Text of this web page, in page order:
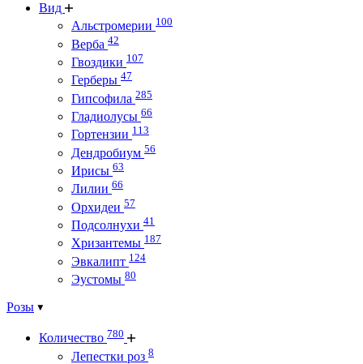
Вид
Альстромерии 100
Верба 42
Гвоздики 107
Герберы 47
Гипсофила 285
Гладиолусы 66
Гортензии 113
Дендробиум 56
Ирисы 63
Лилии 66
Орхидеи 57
Подсолнухи 41
Хризантемы 187
Эвкалипт 124
Эустомы 80
Розы
Количество 780
Лепестки роз 8